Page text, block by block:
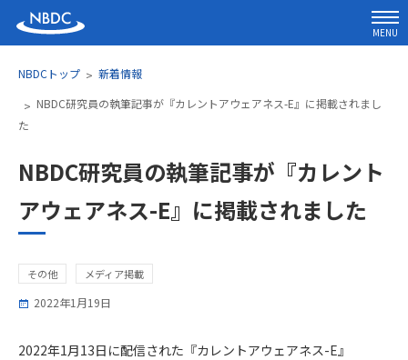
MENU
NBDCトップ
新着情報
NBDC研究員の執筆記事が『カレントアウェアネス-E』に掲載されまし
た
NBDC研究員の執筆記事が『カレント
アウェアネス-E』に掲載されました
その他 メディア掲載
2022年1月19日
2022年1月13日に配信された『カレントアウェアネス-E』